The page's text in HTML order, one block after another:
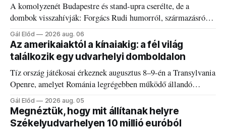
A komolyzenét Budapestre és stand-upra cserélte, de a
dombok visszahívják: Forgács Rudi humorról, származásról
és határokról.
Gál Előd 2026 aug. 06
Az amerikaiaktól a kínaiakig: a fél világ
találkozik egy udvarhelyi domboldalon
Tíz ország játékosai érkeznek augusztus 8–9-én a Transylvania
Openre, amelyet Románia legrégebben működő állandó
discgolfpályáján rendeznek meg.
Gál Előd 2026 aug. 05
Megnéztük, hogy mit állítanak helyre
Székelyudvarhelyen 10 millió euróból